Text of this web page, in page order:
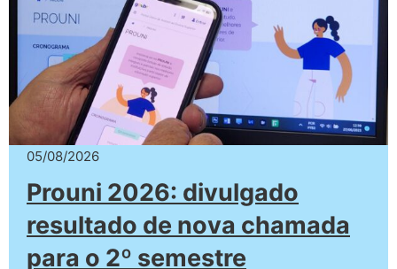
05/08/2026
Prouni 2026: divulgado
resultado de nova chamada
para o 2º semestre